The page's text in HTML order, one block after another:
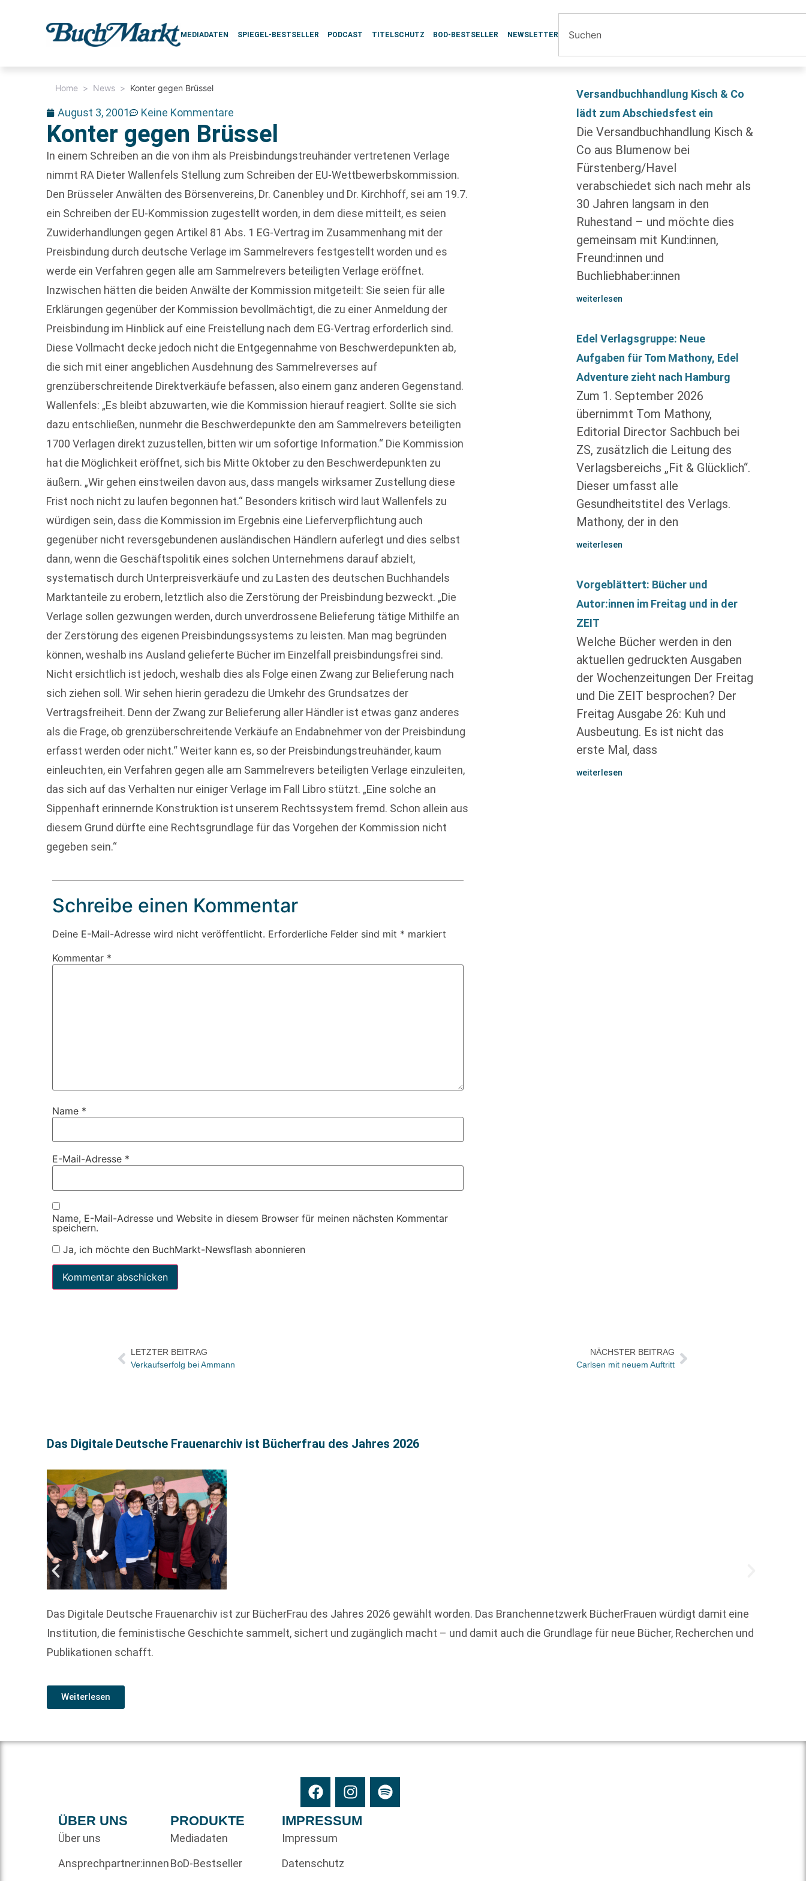
MEDIADATEN SPIEGEL-BESTSELLER PODCAST TITELSCHUTZ BOD-BESTSELLER NEWSLETTER
Home > News > Konter gegen Brüssel
August 3, 2001 Keine Kommentare
Konter gegen Brüssel
In einem Schreiben an die von ihm als Preisbindungstreuhänder vertretenen Verlage
nimmt RA Dieter Wallenfels Stellung zum Schreiben der EU-Wettbewerbskommission.
Den Brüsseler Anwälten des Börsenvereins, Dr. Canenbley und Dr. Kirchhoff, sei am 19.7.
ein Schreiben der EU-Kommission zugestellt worden, in dem diese mitteilt, es seien
Zuwiderhandlungen gegen Artikel 81 Abs. 1 EG-Vertrag im Zusammenhang mit der
Preisbindung durch deutsche Verlage im Sammelrevers festgestellt worden und es
werde ein Verfahren gegen alle am Sammelrevers beteiligten Verlage eröffnet.
Inzwischen hätten die beiden Anwälte der Kommission mitgeteilt: Sie seien für alle
Erklärungen gegenüber der Kommission bevollmächtigt, die zu einer Anmeldung der
Preisbindung im Hinblick auf eine Freistellung nach dem EG-Vertrag erforderlich sind.
Diese Vollmacht decke jedoch nicht die Entgegennahme von Beschwerdepunkten ab,
die sich mit einer angeblichen Ausdehnung des Sammelreverses auf
grenzüberschreitende Direktverkäufe befassen, also einem ganz anderen Gegenstand.
Wallenfels: „Es bleibt abzuwarten, wie die Kommission hierauf reagiert. Sollte sie sich
dazu entschließen, nunmehr die Beschwerdepunkte den am Sammelrevers beteiligten
1700 Verlagen direkt zuzustellen, bitten wir um sofortige Information.“ Die Kommission
hat die Möglichkeit eröffnet, sich bis Mitte Oktober zu den Beschwerdepunkten zu
äußern. „Wir gehen einstweilen davon aus, dass mangels wirksamer Zustellung diese
Frist noch nicht zu laufen begonnen hat.“ Besonders kritisch wird laut Wallenfels zu
würdigen sein, dass die Kommission im Ergebnis eine Lieferverpflichtung auch
gegenüber nicht reversgebundenen ausländischen Händlern auferlegt und dies selbst
dann, wenn die Geschäftspolitik eines solchen Unternehmens darauf abzielt,
systematisch durch Unterpreisverkäufe und zu Lasten des deutschen Buchhandels
Marktanteile zu erobern, letztlich also die Zerstörung der Preisbindung bezweckt. „Die
Verlage sollen gezwungen werden, durch unverdrossene Belieferung tätige Mithilfe an
der Zerstörung des eigenen Preisbindungssystems zu leisten. Man mag begründen
können, weshalb ins Ausland gelieferte Bücher im Einzelfall preisbindungsfrei sind.
Nicht ersichtlich ist jedoch, weshalb dies als Folge einen Zwang zur Belieferung nach
sich ziehen soll. Wir sehen hierin geradezu die Umkehr des Grundsatzes der
Vertragsfreiheit. Denn der Zwang zur Belieferung aller Händler ist etwas ganz anderes
als die Frage, ob grenzüberschreitende Verkäufe an Endabnehmer von der Preisbindung
erfasst werden oder nicht.“ Weiter kann es, so der Preisbindungstreuhänder, kaum
einleuchten, ein Verfahren gegen alle am Sammelrevers beteiligten Verlage einzuleiten,
das sich auf das Verhalten nur einiger Verlage im Fall Libro stützt. „Eine solche an
Sippenhaft erinnernde Konstruktion ist unserem Rechtssystem fremd. Schon allein aus
diesem Grund dürfte eine Rechtsgrundlage für das Vorgehen der Kommission nicht
gegeben sein.“
Schreibe einen Kommentar
Deine E-Mail-Adresse wird nicht veröffentlicht. Erforderliche Felder sind mit * markiert
Kommentar *
Name *
E-Mail-Adresse *
Name, E-Mail-Adresse und Website in diesem Browser für meinen nächsten Kommentar
speichern.
Ja, ich möchte den BuchMarkt-Newsflash abonnieren
Versandbuchhandlung Kisch & Co
lädt zum Abschiedsfest ein
Die Versandbuchhandlung Kisch &
Co aus Blumenow bei
Fürstenberg/Havel
verabschiedet sich nach mehr als
30 Jahren langsam in den
Ruhestand – und möchte dies
gemeinsam mit Kund:innen,
Freund:innen und
Buchliebhaber:innen
weiterlesen
Edel Verlagsgruppe: Neue
Aufgaben für Tom Mathony, Edel
Adventure zieht nach Hamburg
Zum 1. September 2026
übernimmt Tom Mathony,
Editorial Director Sachbuch bei
ZS, zusätzlich die Leitung des
Verlagsbereichs „Fit & Glücklich“.
Dieser umfasst alle
Gesundheitstitel des Verlags.
Mathony, der in den
weiterlesen
Vorgeblättert: Bücher und
Autor:innen im Freitag und in der
ZEIT
Welche Bücher werden in den
aktuellen gedruckten Ausgaben
der Wochenzeitungen Der Freitag
und Die ZEIT besprochen? Der
Freitag Ausgabe 26: Kuh und
Ausbeutung. Es ist nicht das
erste Mal, dass
weiterlesen
LETZTER BEITRAG
Verkaufserfolg bei Ammann
NÄCHSTER BEITRAG
Carlsen mit neuem Auftritt
Das Digitale Deutsche Frauenarchiv ist Bücherfrau des Jahres 2026
Das Digitale Deutsche Frauenarchiv ist zur BücherFrau des Jahres 2026 gewählt worden. Das Branchennetzwerk BücherFrauen würdigt damit eine
Institution, die feministische Geschichte sammelt, sichert und zugänglich macht – und damit auch die Grundlage für neue Bücher, Recherchen und
Publikationen schafft.
Weiterlesen
ÜBER UNS
Über uns
Ansprechpartner:innen
PRODUKTE
Mediadaten
BoD-Bestseller
IMPRESSUM
Impressum
Datenschutz